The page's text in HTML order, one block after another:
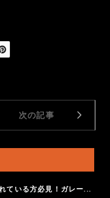
次の記事
ている方必見！ガレー...